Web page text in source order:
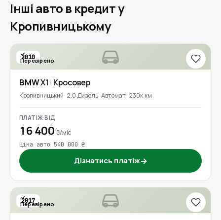
Інші авто в кредит у
Кропивницькому
2010
Перевірено
BMWX1 · Кросовер
Кропивницький 2.0 Дизель Автомат 230к км
ПЛАТІЖ ВІД
16 400 ₴/міс
Ціна авто 540 000 ₴
Дізнатись платіж→
2017
Перевірено
1 власник